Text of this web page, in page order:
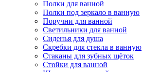
Полки для ванной
Полки под зеркало в ванную
Поручни для ванной
Светильники для ванной
Сиденья для душа
Скребки для стекла в ванную
Стаканы для зубных щёток
Стойки для ванной